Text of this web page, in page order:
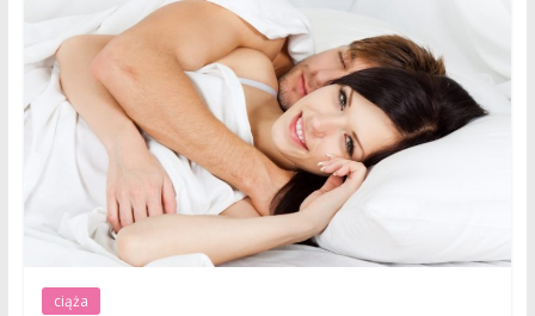
ciąża